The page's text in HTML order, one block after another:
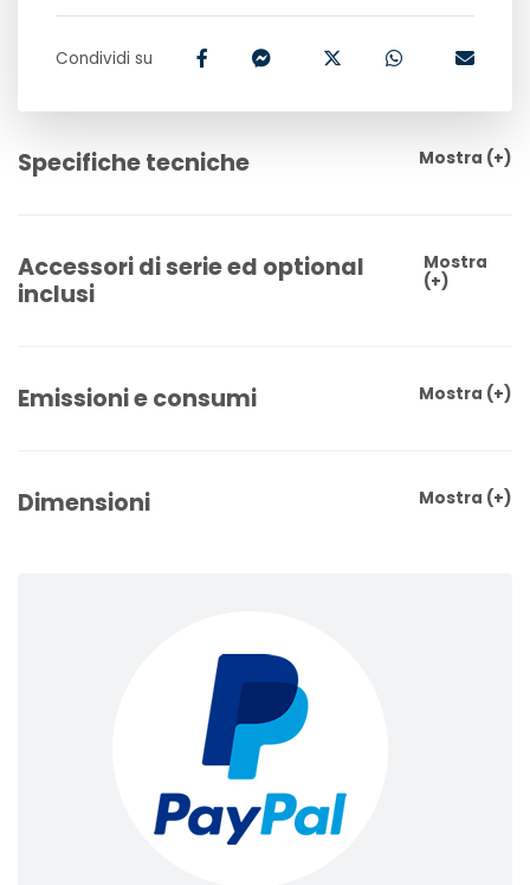
Condividi su
Specifiche tecniche Mostra (+)
Accessori di serie ed optional
inclusi
Mostra
(+)
Emissioni e consumi Mostra (+)
Dimensioni Mostra (+)